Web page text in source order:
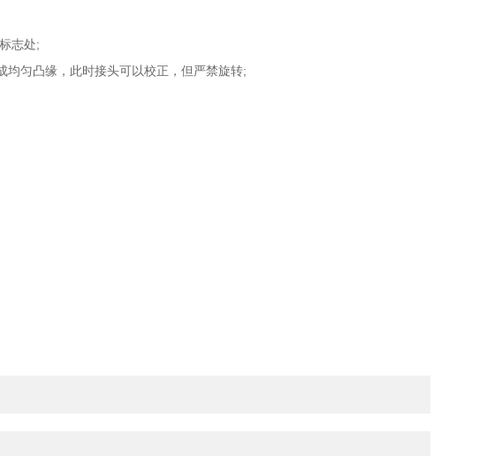
志处;
匀凸缘，此时接头可以校正，但严禁旋转;